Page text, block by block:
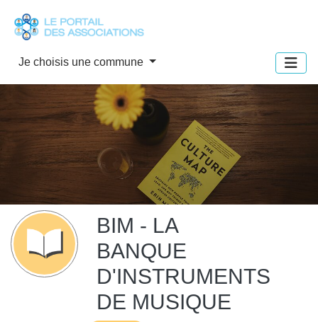
Je choisis une commune
BIM - LA
BANQUE
D'INSTRUMENTS
DE MUSIQUE